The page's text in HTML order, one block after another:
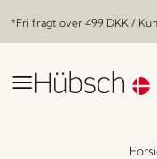
*Fri fragt over 499 DKK /